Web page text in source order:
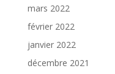
mars 2022
février 2022
janvier 2022
décembre 2021